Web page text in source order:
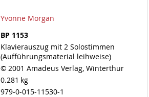
Yvonne Morgan
BP 1153
Klavierauszug mit 2 Solostimmen
(Aufführungsmaterial leihweise)
© 2001 Amadeus Verlag, Winterthur
0.281 kg
979-0-015-11530-1